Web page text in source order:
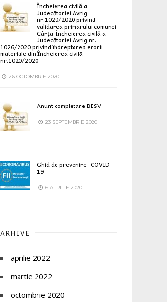
Încheierea civilă a
Judecătoriei Avrig
nr.1020/2020 privind
validarea primarului comunei
Cârța-Încheierea civilă a
Judecătoriei Avrig nr.
1026/2020 privind îndreptarea erorii
materiale din Încheierea civilă
nr.1020/2020
26 OCTOMBRIE 2020
Anunt completare BESV
23 SEPTEMBRIE 2020
Ghid de prevenire -COVID-
19
6 APRILIE 2020
ARHIVE
aprilie 2022
martie 2022
octombrie 2020